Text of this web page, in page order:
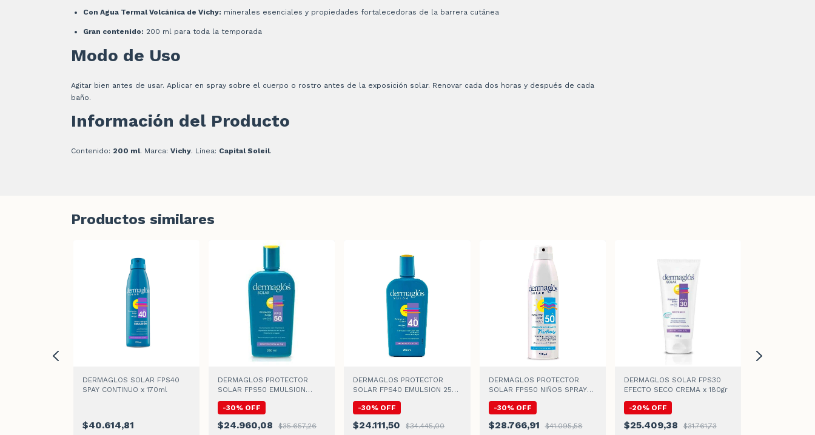
Con Agua Termal Volcánica de Vichy: minerales esenciales y propiedades fortalecedoras de la barrera cutánea
Gran contenido: 200 ml para toda la temporada
Modo de Uso
Agitar bien antes de usar. Aplicar en spray sobre el cuerpo o rostro antes de la exposición solar. Renovar cada dos horas y después de cada
baño.
Información del Producto
Contenido: 200 ml. Marca: Vichy. Línea: Capital Soleil.
Productos similares
DERMAGLOS SOLAR FPS40
SPAY CONTINUO x 170ml
$40.614,81
DERMAGLOS PROTECTOR
SOLAR FPS50 EMULSION
-30% OFF
$24.960,08
$35.657,26
DERMAGLOS PROTECTOR
SOLAR FPS40 EMULSION 250
-30% OFF
$24.111,50
$34.445,00
DERMAGLOS PROTECTOR
SOLAR FPS50 NIÑOS SPRAY
-30% OFF
$28.766,91
$41.095,58
DERMAGLOS SOLAR FPS30
EFECTO SECO CREMA x 180gr
-20% OFF
$25.409,38
$31.761,73